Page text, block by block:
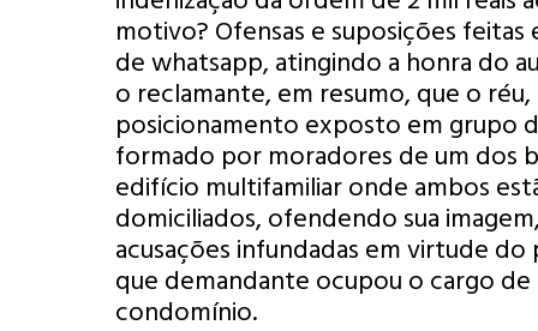
motivo? Ofensas e suposições feitas
de whatsapp, atingindo a honra do
o reclamante, em resumo, que o
posicionamento exposto em grupo
formado por moradores de um dos
edifício multifamiliar onde ambos
domiciliados, ofendendo sua
acusações infundadas em virtude
que demandante ocupou o cargo
condomínio.